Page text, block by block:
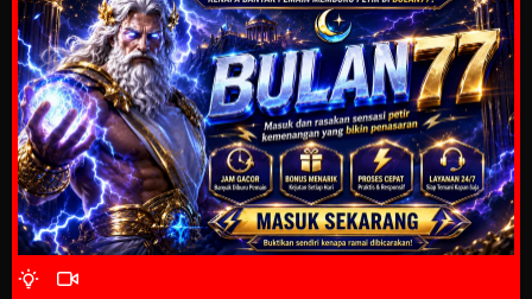
Tunggu 2 Detik
4 Wait Time